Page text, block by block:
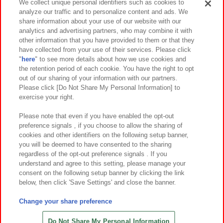
イベント・キャンペーン
関連会社 サステナビリティ サイトポリシー
プライバシーポリシー ウェブアクセシビリティ方針と検証結果
お取引先さまとともに
カスタマーハラスメント対応方針 よくあるご質問・お問い合わせ
©Bandai Namco Amusement Inc.
©Bandai Namco Amusement Lab Inc.
©HANAYASHIKI Co., Ltd. All Rights Reserved.
We collect unique personal identifiers such as cookies to
analyze our traffic and to personalize content and ads. We
share information about your use of our website with our
analytics and advertising partners, who may combine it with
other information that you have provided to them or that they
have collected from your use of their services. Please click
" here" to see more details about how we use cookies and
the retention period of each cookie. You have the right to opt
out of our sharing of your information with our partners.
Please click [Do Not Share My Personal Information] to
exercise your right.
Please note that even if you have enabled the opt-out
preference signals , if you choose to allow the sharing of
cookies and other identifiers on the following setup banner,
you will be deemed to have consented to the sharing
regardless of the opt-out preference signals . If you
understand and agree to this setting, please manage your
consent on the following setup banner by clicking the link
below, then click 'Save Settings' and close the banner.
Change your share preference
Do Not Share My Personal Information